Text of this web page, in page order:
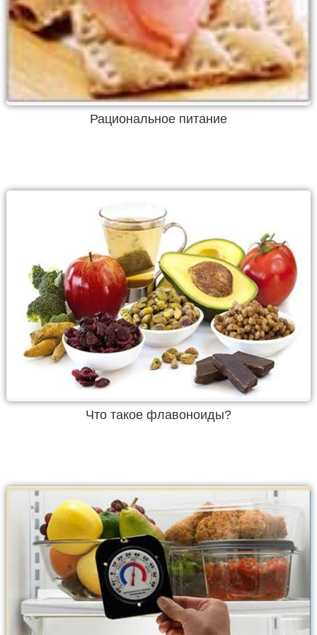
Рациональное питание
Что такое флавоноиды?